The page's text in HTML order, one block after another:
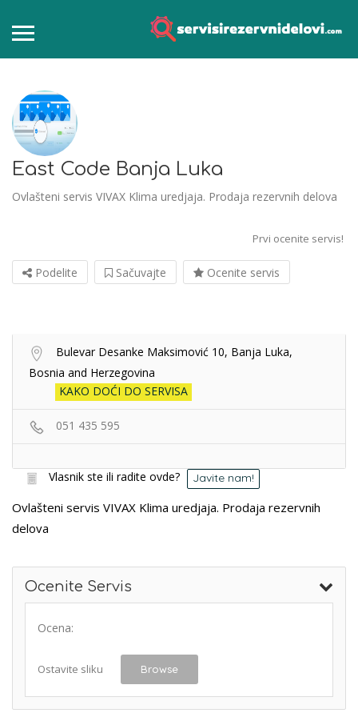
East Code Banja Luka
Ovlašteni servis VIVAX Klima uredjaja. Prodaja rezervnih delova
Prvi ocenite servis!
Podelite Sačuvajte Ocenite servis
Bulevar Desanke Maksimović 10, Banja Luka,
Bosnia and Herzegovina
KAKO DOĆI DO SERVISA
051 435 595
Vlasnik ste ili radite ovde? Javite nam!
Ovlašteni servis VIVAX Klima uredjaja. Prodaja rezervnih
delova
Ocenite Servis
Ocena:
Ostavite sliku Browse